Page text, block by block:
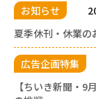
お知らせ
夏季休刊・休業の
広告企画特集
【ちいき新聞・9